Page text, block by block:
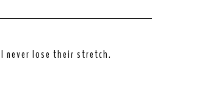
never lose their stretch.